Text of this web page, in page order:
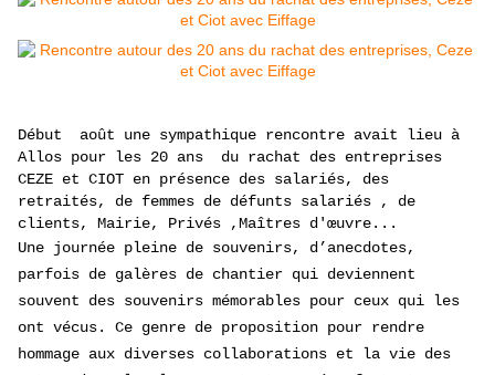
Début août une sympathique rencontre avait lieu à
Allos pour les 20 ans du rachat des entreprises
CEZE et CIOT en présence des salariés, des
retraités, de femmes de défunts salariés , de
clients, Mairie, Privés ,Maîtres d'œuvre...
Une journée pleine de souvenirs, d’anecdotes,
parfois de galères de chantier qui deviennent
souvent des souvenirs mémorables pour ceux qui les
ont vécus. Ce genre de proposition pour rendre
hommage aux diverses collaborations et la vie des